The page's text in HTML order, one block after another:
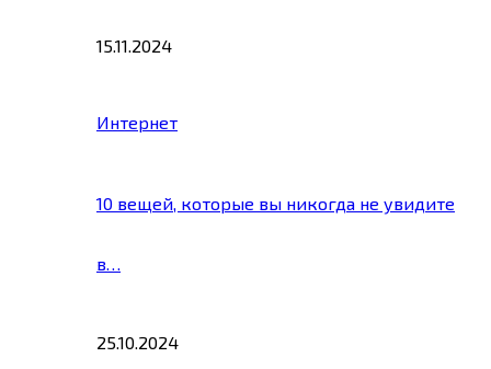
15.11.2024
Интернет
10 вещей, которые вы никогда не увидите
в…
25.10.2024